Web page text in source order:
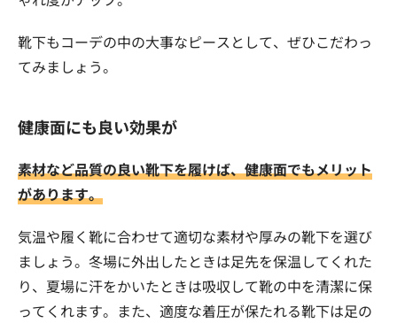
靴下もコーデの中の大事なピースとして、ぜひこだわっ
てみましょう。
健康面にも良い効果が
素材など品質の良い靴下を履けば、健康面でもメリット
があります。
気温や履く靴に合わせて適切な素材や厚みの靴下を選び
ましょう。冬場に外出したときは足先を保温してくれた
り、夏場に汗をかいたときは吸収して靴の中を清潔に保
ってくれます。また、適度な着圧が保たれる靴下は足の